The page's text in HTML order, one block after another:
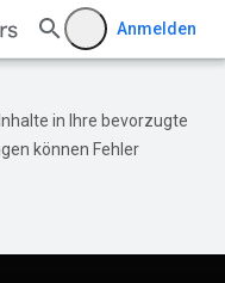
Anmelden
in Ihre bevorzugte
können Fehler